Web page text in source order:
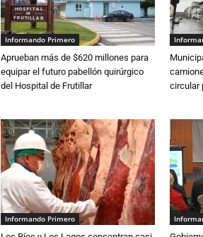
Informando Primero
Aprueban más de $620 millones para
equipar el futuro pabellón quirúrgico
del Hospital de Frutillar
circular
Informando Primero